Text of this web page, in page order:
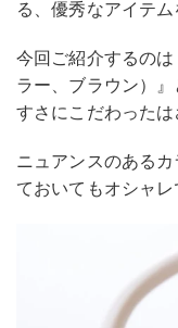
る、優秀なアイテム
今回ご紹介するの
ラー、ブラウン）
すさにこだわったは
ニュアンスのある
ておいてもオシャ